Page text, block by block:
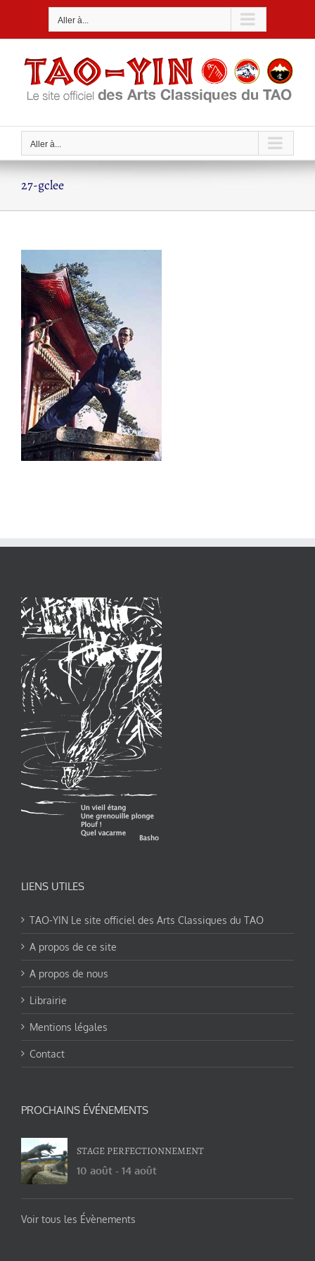
Aller à...
Aller à...
27-gclee
LIENS UTILES
TAO-YIN Le site officiel des Arts Classiques du TAO
A propos de ce site
A propos de nous
Librairie
Mentions légales
Contact
PROCHAINS ÉVÉNEMENTS
STAGE PERFECTIONNEMENT
10 août - 14 août
Voir tous les Évènements